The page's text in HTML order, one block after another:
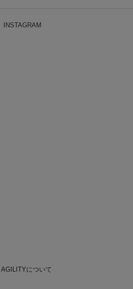
INSTAGRAM
AGILITYについて